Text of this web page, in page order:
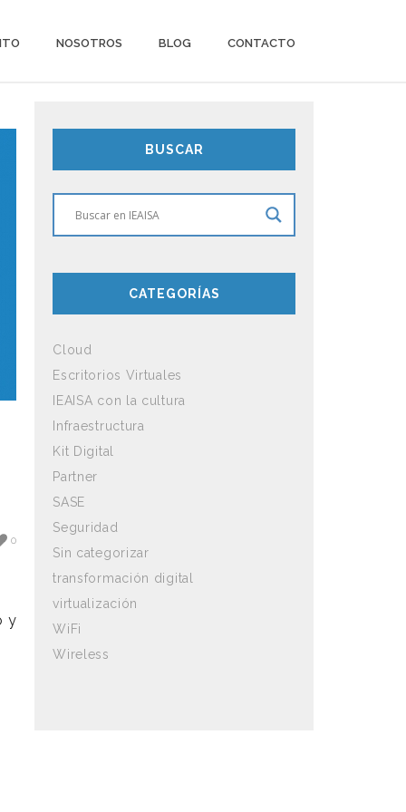
NOSOTROS BLOG CONTACTO
0
y
BUSCAR
CATEGORÍAS
Cloud
Escritorios Virtuales
IEAISA con la cultura
Infraestructura
Kit Digital
Partner
SASE
Seguridad
Sin categorizar
transformación digital
virtualización
WiFi
Wireless